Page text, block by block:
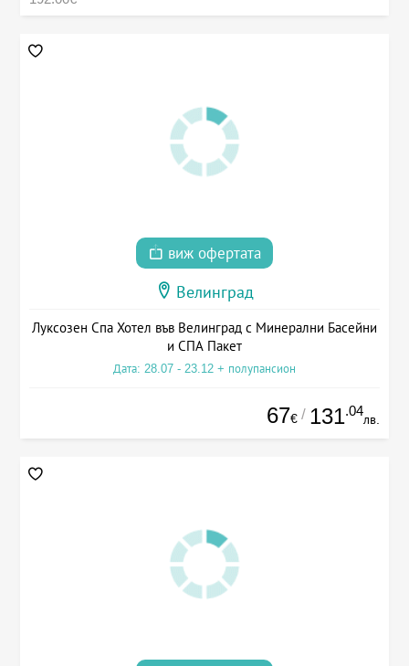
виж офертата
Велинград
Луксозен Спа Хотел във Велинград с Минерални Басейни
и СПА Пакет
Дата: 28.07 - 23.12 + полупансион
67€ / 131.04
лв.